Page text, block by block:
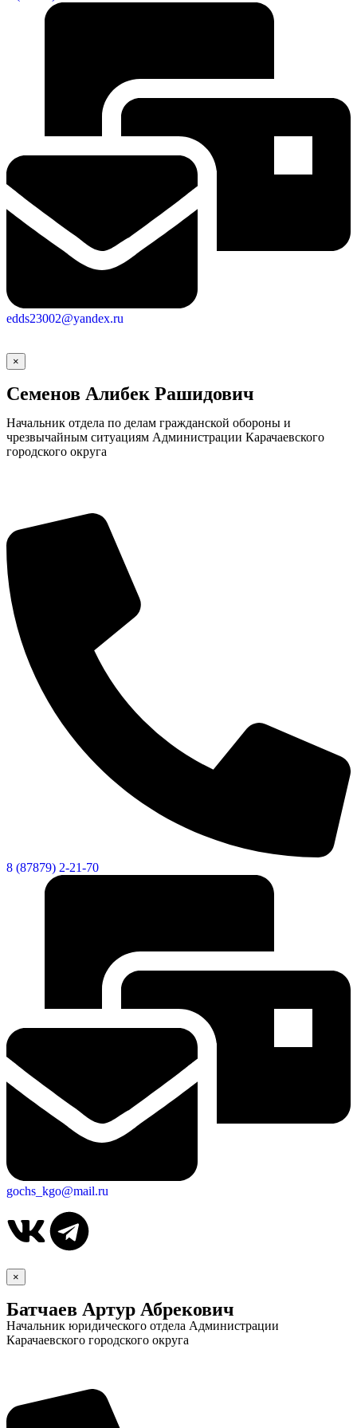
edds23002@yandex.ru
×
Семенов Алибек Рашидович
Начальник отдела по делам гражданской обороны и
чрезвычайным ситуациям Администрации Карачаевского
городского округа
8 (87879) 2-21-70
gochs_kgo@mail.ru
×
Батчаев Артур Абрекович
Начальник юридического отдела Администрации
Карачаевского городского округа